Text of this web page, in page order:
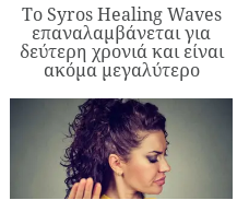
Το Syros Healing Waves
επαναλαμβάνεται για
δεύτερη χρονιά και είναι
ακόμα μεγαλύτερο